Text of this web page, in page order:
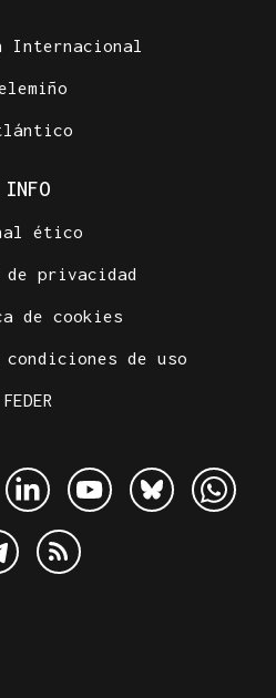
Internacional
INFO
ético
privacidad
de cookies
de uso
FEDER